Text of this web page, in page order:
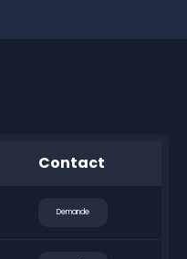
Contact
Demande